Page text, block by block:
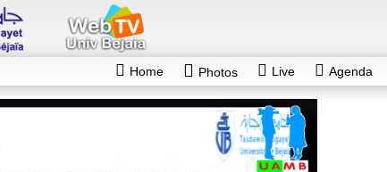
Home Photos Live Agenda